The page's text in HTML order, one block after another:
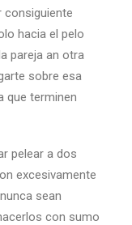
consiguiente
hacia el pelo
pareja an otra
sobre esa
que terminen
pelear a dos
excesivamente
sean
con sumo